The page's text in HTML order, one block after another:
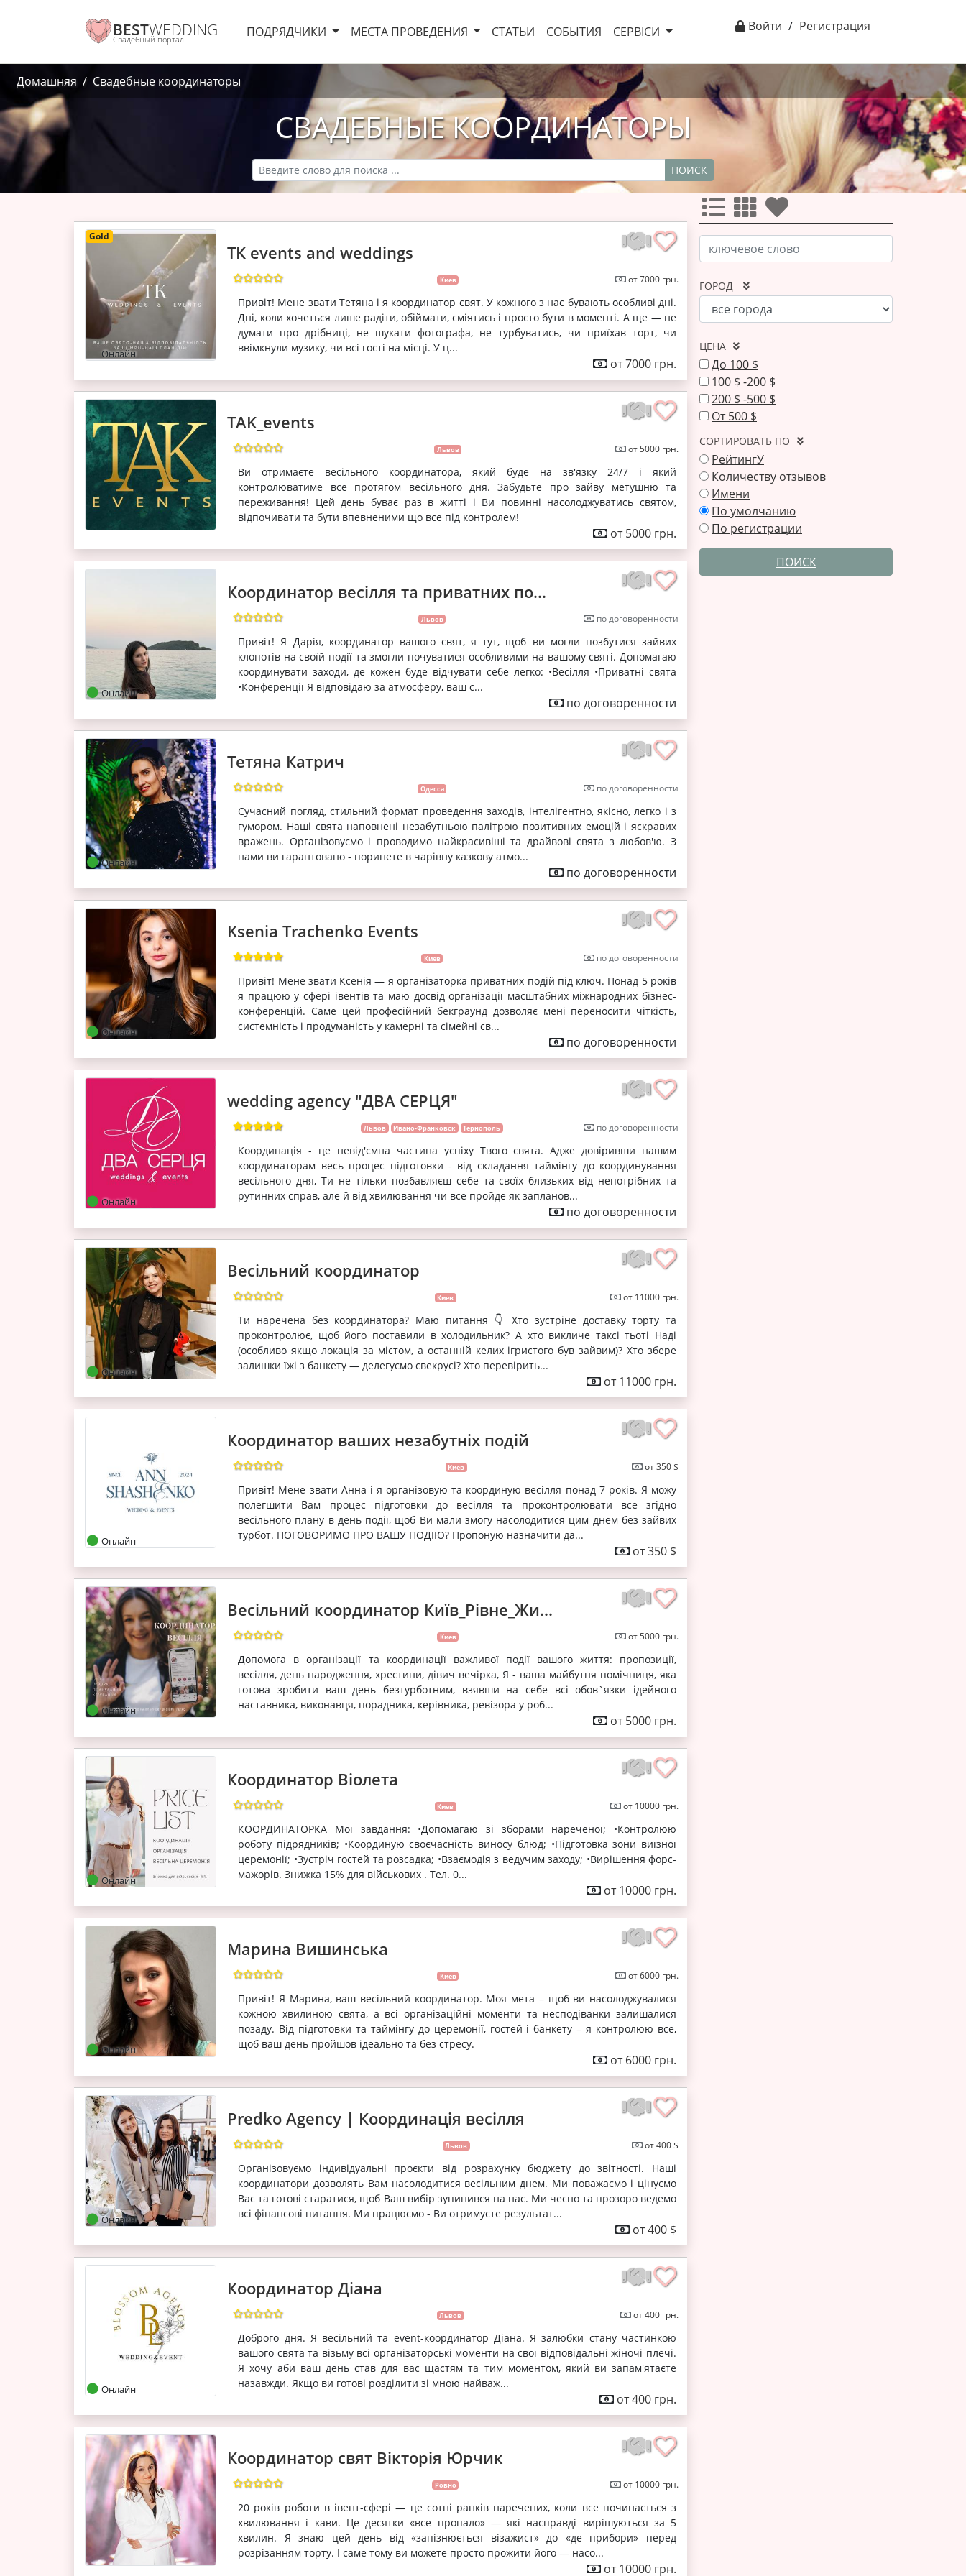
BESTWEDDING
Свадебный портал ПОДРЯДЧИКИ МЕСТА ПРОВЕДЕНИЯ СТАТЬИ СОБЫТИЯ СЕРВІСИ Войти / Регистрация
Домашняя Свадебные координаторы
СВАДЕБНЫЕ КООРДИНАТОРЫ
ПОИСК
ГОРОД
ЦЕНА
До 100 $
100 $ -200 $
200 $ -500 $
От 500 $
СОРТИРОВАТЬ ПО
РейтингУ
Количеству отзывов
Имени
По умолчанию
По регистрации
ПОИСК
Gold
Онлайн
ТК events and weddings
Киев от 7000 грн.
Привіт! Мене звати Тетяна і я координатор свят. У кожного з нас бувають особливі дні.
Дні, коли хочеться лише радіти, обіймати, сміятись і просто бути в моменті. А ще — не
думати про дрібниці, не шукати фотографа, не турбуватись, чи приїхав торт, чи
ввімкнули музику, чи всі гості на місці. У ц...
от 7000 грн.
TAK_events
Львов от 5000 грн.
Ви отримаєте весільного координатора, який буде на зв'язку 24/7 і який
контролюватиме все протягом весільного дня. Забудьте про зайву метушню та
переживання! Цей день буває раз в житті і Ви повинні насолоджуватись святом,
відпочивати та бути впевненими що все під контролем!
от 5000 грн.
Онлайн
Координатор весілля та приватних по...
Львов по договоренности
Привіт! Я Дарія, координатор вашого свят, я тут, щоб ви могли позбутися зайвих
клопотів на своїй події та змогли почуватися особливими на вашому святі. Допомагаю
координувати заходи, де кожен буде відчувати себе легко: •Весілля •Приватні свята
•Конференції Я відповідаю за атмосферу, ваш с...
по договоренности
Онлайн
Тетяна Катрич
Одесса по договоренности
Сучасний погляд, стильний формат проведення заходів, інтелігентно, якісно, легко і з
гумором. Наші свята наповнені незабутньою палітрою позитивних емоцій і яскравих
вражень. Організовуємо і проводимо найкрасивіші та драйвові свята з любов'ю. З
нами ви гарантовано - поринете в чарівну казкову атмо...
по договоренности
Онлайн
Ksenia Trachenko Events
Киев по договоренности
Привіт! Мене звати Ксенія — я організаторка приватних подій під ключ. Понад 5 років
я працюю у сфері івентів та маю досвід організації масштабних міжнародних бізнес-
конференцій. Саме цей професійний бекграунд дозволяє мені переносити чіткість,
системність і продуманість у камерні та сімейні св...
по договоренности
Онлайн
wedding agency "ДВА СЕРЦЯ"
Львов Ивано-Франковск Тернополь по договоренности
Координація - це невід'ємна частина успіху Твого свята. Адже довіривши нашим
координаторам весь процес підготовки - від складання таймінгу до координування
весільного дня, Ти не тільки позбавляєш себе та своїх близьких від непотрібних та
рутинних справ, але й від хвилювання чи все пройде як запланов...
по договоренности
Онлайн
Весільний координатор
Киев от 11000 грн.
Ти наречена без координатора? Маю питання 👇 Хто зустріне доставку торту та
проконтролює, щоб його поставили в холодильник? А хто викличе таксі тьоті Наді
(особливо якщо локація за містом, а останній келих ігристого був зайвим)? Хто збере
залишки їжі з банкету — делегуємо свекрусі? Хто перевірить...
от 11000 грн.
Онлайн
Координатор ваших незабутніх подій
Киев от 350 $
Привіт! Мене звати Анна і я організовую та координую весілля понад 7 років. Я можу
полегшити Вам процес підготовки до весілля та проконтролювати все згідно
весільного плану в день події, щоб Ви мали змогу насолодитися цим днем без зайвих
турбот. ПОГОВОРИМО ПРО ВАШУ ПОДІЮ? Пропоную назначити да...
от 350 $
Онлайн
Весільний координатор Київ_Рівне_Жи...
Киев от 5000 грн.
Допомога в організації та координації важливої події вашого життя: пропозиції,
весілля, день народження, хрестини, дівич вечірка, Я - ваша майбутня помічниця, яка
готова зробити ваш день безтурботним, взявши на себе всі обов`язки ідейного
наставника, виконавця, порадника, керівника, ревізора у роб...
от 5000 грн.
Онлайн
Координатор Віолета
Киев от 10000 грн.
КООРДИНАТОРКА Мої завдання: •Допомагаю зі зборами нареченої; •Контролюю
роботу підрядників; •Координую своєчасність виносу блюд; •Підготовка зони виїзної
церемонії; •Зустріч гостей та розсадка; •Взаємодія з ведучим заходу; •Вирішення форс-
мажорів. Знижка 15% для військових . Тел. 0...
от 10000 грн.
Онлайн
Марина Вишинська
Киев от 6000 грн.
Привіт! Я Марина, ваш весільний координатор. Моя мета – щоб ви насолоджувалися
кожною хвилиною свята, а всі організаційні моменти та несподіванки залишалися
позаду. Від підготовки та таймінгу до церемонії, гостей і банкету – я контролюю все,
щоб ваш день пройшов ідеально та без стресу.
от 6000 грн.
Онлайн
Predko Agency | Координація весілля
Львов от 400 $
Організовуємо індивідуальні проєкти від розрахунку бюджету до звітності. Наші
координатори дозволять Вам насолодитися весільним днем. Ми поважаємо і цінуємо
Вас та готові старатися, щоб Ваш вибір зупинився на нас. Ми чесно та прозоро ведемо
всі фінансові питання. Ми працюємо - Ви отримуєте результат...
от 400 $
Онлайн
Координатор Діана
Львов от 400 грн.
Доброго дня. Я весільний та event-координатор Діана. Я залюбки стану частинкою
вашого свята та візьму всі організаторські моменти на свої відповідальні жіночі плечі.
Я хочу аби ваш день став для вас щастям та тим моментом, який ви запам'ятаєте
назавжди. Якщо ви готові розділити зі мною найваж...
от 400 грн.
Координатор свят Вікторія Юрчик
Ровно от 10000 грн.
20 років роботи в івент-сфері — це сотні ранків наречених, коли все починається з
хвилювання і кави. Це десятки «все пропало» — які насправді вирішуються за 5
хвилин. Я знаю цей день від «запізнюється візажист» до «де прибори» перед
розрізанням торту. І саме тому ви можете просто прожити його — насо...
от 10000 грн.